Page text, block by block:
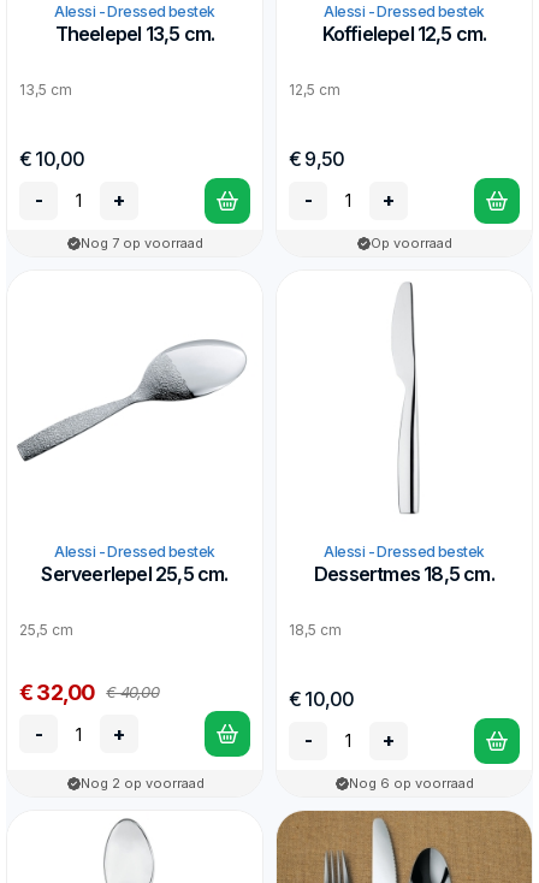
Alessi - Dressed bestek
Theelepel 13,5 cm.
13,5 cm
€ 10,00
-
+
Nog 7 op voorraad
Alessi - Dressed bestek
Koffielepel 12,5 cm.
12,5 cm
€ 9,50
-
+
Op voorraad
Alessi - Dressed bestek
Serveerlepel 25,5 cm.
25,5 cm
€ 32,00 € 40,00
- +
Nog 2 op voorraad
Alessi - Dressed bestek
Dessertmes 18,5 cm.
18,5 cm
€ 10,00
-
+
Nog 6 op voorraad